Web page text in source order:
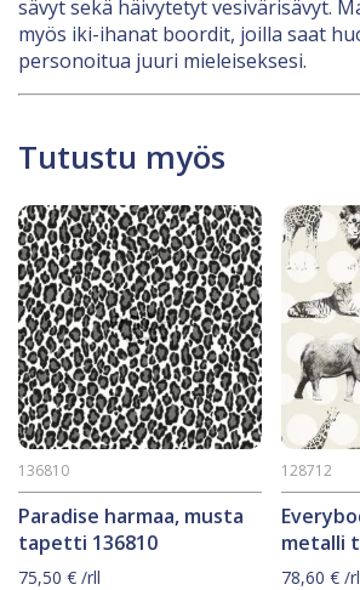
sävyt sekä häivytetyt vesivärisävyt.
myös iki-ihanat boordit, joilla saat
personoitua juuri mieleiseksesi.
Tutustu myös
Paradise harmaa, musta
tapetti 136810
136810
75,50 € /rll
metalli
128712
78,60€ /